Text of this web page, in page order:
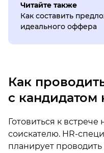
Читайте также
Как составить
идеального оффера
Как
с кандидатом
Готовиться к
соискателю. HR-
планирует